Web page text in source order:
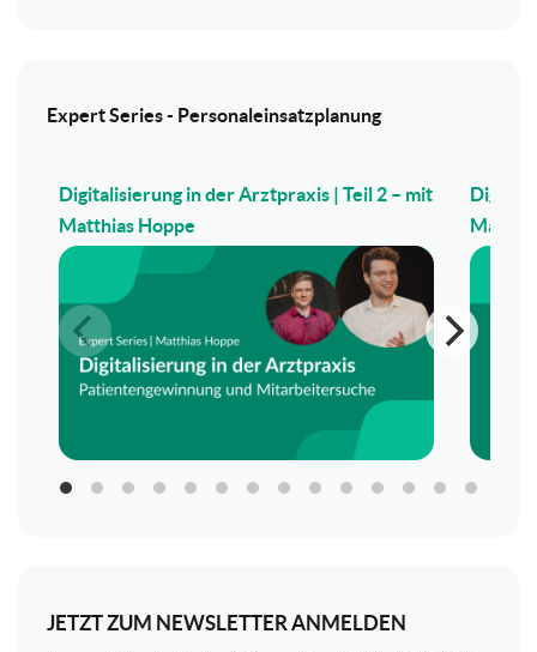
Expert Series - Personaleinsatzplanung
Digitalisierung in der Arztpraxis | Teil 2 – mit
Matthias Hoppe
JETZT ZUM NEWSLETTER ANMELDEN